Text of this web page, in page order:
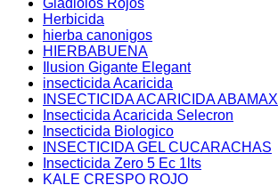
Herbicida
hierba canonigos
HIERBABUENA
Ilusion Gigante Elegant
insecticida Acaricida
INSECTICIDA ACARICIDA ABAMAX
Insecticida Acaricida Selecron
Insecticida Biologico
INSECTICIDA GEL CUCARACHAS
Insecticida Zero 5 Ec 1lts
KALE CRESPO ROJO